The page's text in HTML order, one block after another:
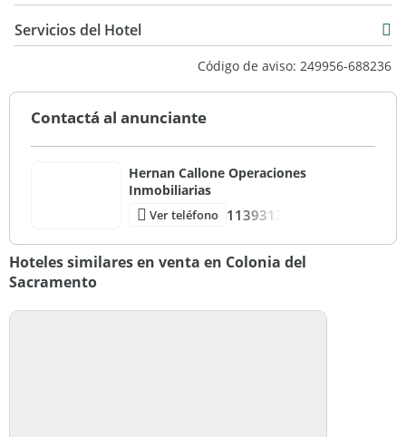
3.057 m2
Servicios del Hotel
Código de aviso: 249956-688236
Contactá al anunciante
Hernan Callone Operaciones
Inmobiliarias
Ver teléfono 1139313
Hoteles similares en venta en Colonia del
Sacramento